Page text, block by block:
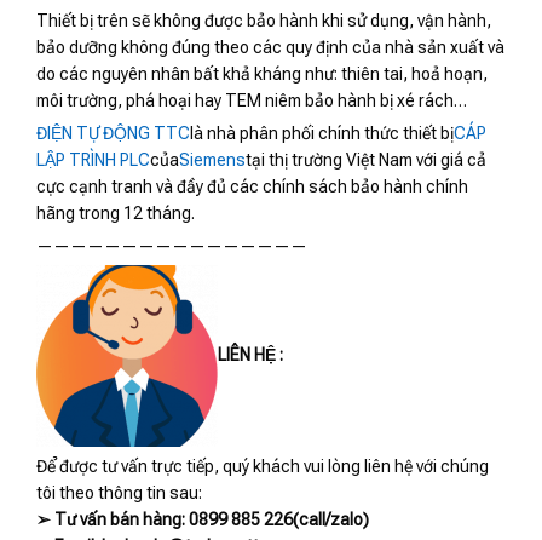
Thiết bị trên sẽ không được bảo hành khi sử dụng, vận hành,
bảo dưỡng không đúng theo các quy định của nhà sản xuất và
do các nguyên nhân bất khả kháng như: thiên tai, hoả hoạn,
môi trường, phá hoại hay TEM niêm bảo hành bị xé rách…
ĐIỆN TỰ ĐỘNG TTC là nhà phân phối chính thức thiết bịCÁP
LẬP TRÌNH PLCcủaSiemenstại thị trường Việt Nam với giá cả
cực cạnh tranh và đầy đủ các chính sách bảo hành chính
hãng trong 12 tháng.
————————————————
LIÊN HỆ :
Để được tư vấn trực tiếp, quý khách vui lòng liên hệ với chúng
tôi theo thông tin sau:
➢ Tư vấn bán hàng: 0899 885 226(call/zalo)